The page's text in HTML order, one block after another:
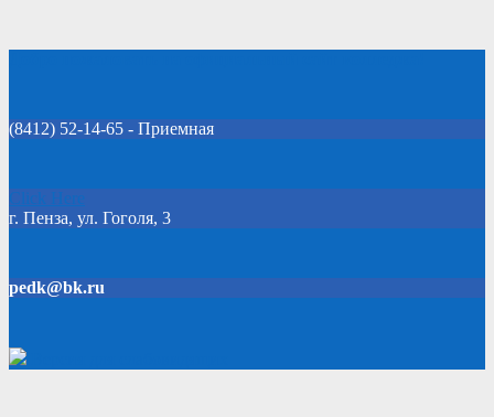
(8412) 52-14-65 - Приемная
Click Here
г. Пенза, ул. Гоголя, 3
pedk@bk.ru